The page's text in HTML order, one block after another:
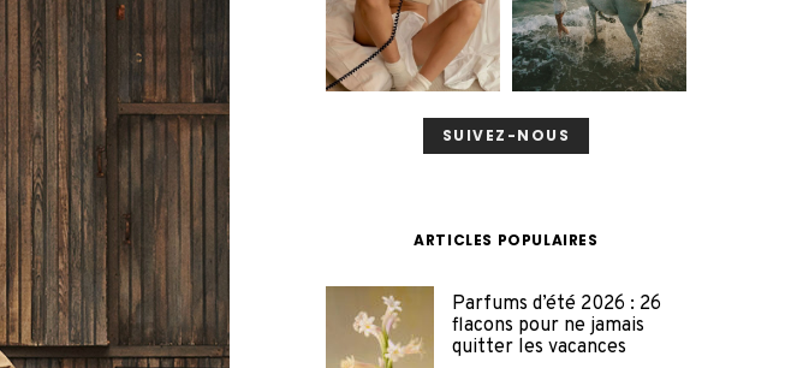
SUIVEZ-NOUS
ARTICLES POPULAIRES
Parfums d’été 2026 : 26
flacons pour ne jamais
quitter les vacances